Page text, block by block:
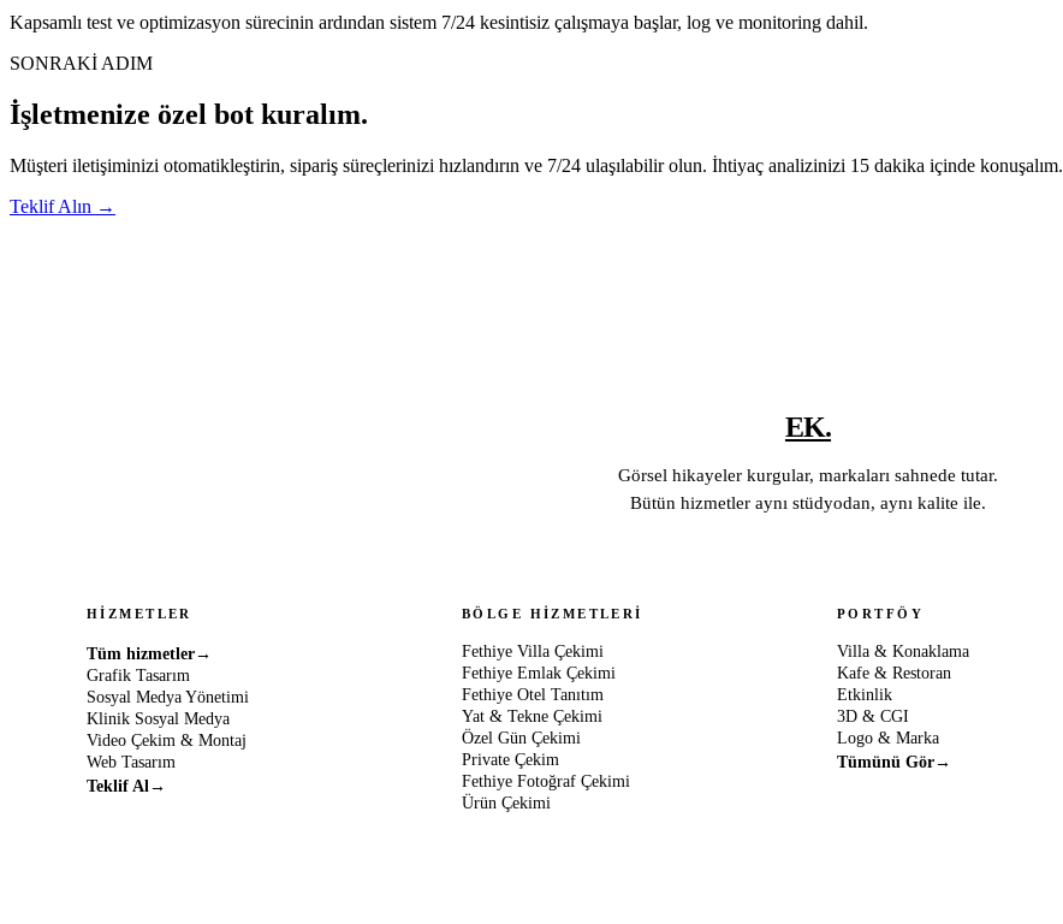
Kapsamlı test ve optimizasyon sürecinin ardından sistem 7/24 kesintisiz çalışmaya başlar, log ve monitoring dahil.
SONRAKİ ADIM
İşletmenize özel bot kuralım.
Müşteri iletişiminizi otomatikleştirin, sipariş süreçlerinizi hızlandırın ve 7/24 ulaşılabilir olun. İhtiyaç analizinizi 15 dakika içinde konuşalım.
Teklif Alın →
EK.
Görsel hikayeler kurgular, markaları sahnede tutar.
Bütün hizmetler aynı stüdyodan, aynı kalite ile.
HIZMETLER
Tüm hizmetler→
Grafik Tasarım
Sosyal Medya Yönetimi
Klinik Sosyal Medya
Video Çekim & Montaj
Web Tasarım
Teklif Al→
BÖLGE HIZMETLERI
Fethiye Villa Çekimi
Fethiye Emlak Çekimi
Fethiye Otel Tanıtım
Yat & Tekne Çekimi
Özel Gün Çekimi
Private Çekim
Fethiye Fotoğraf Çekimi
Ürün Çekimi
PORTFÖY
Villa & Konaklama
Kafe & Restoran
Etkinlik
3D & CGI
Logo & Marka
Tümünü Gör→